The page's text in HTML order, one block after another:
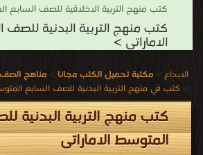
كتب منهج التربية الاخلاقية للصف السابع
كتب منهج التربية البدنية
الاماراتى >
الابداع > مكتبة تحميل الكتب مجانا > مناهج الصف
> كتب في منهج التربية البدنية للصف السابع
كتب منهج التربية البدنية
المتوسط الاماراتى